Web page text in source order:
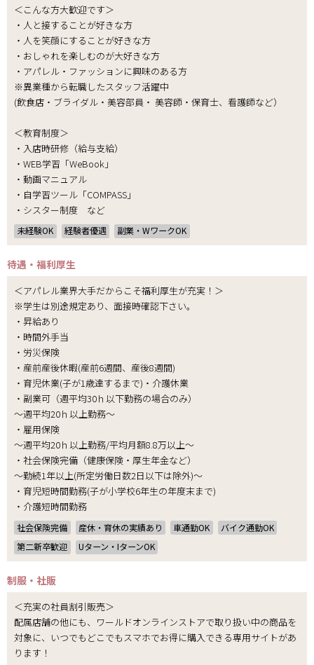
＜こんな方大歓迎です＞
・人と接することが好きな方
・人を笑顔にすることが好きな方
・おしゃれを楽しむのが大好きな方
・アパレル・ファッションに興味のある方
※異業種から転職したスタッフ活躍中
(飲食店・ブライダル・美容部員・ 美容師・保育士、看護師など）
＜教育制度＞
・入店時研修（給与支給）
・WEB学習「WeBook」
・動画マニュアル
・自学習ツール「COMPASS」
・シスター制度 など
未経験OK 経験者優遇 副業・WワークOK
待遇・福利厚生
＜アパレル業界大手だからこそ福利厚生が充実！＞
※学生は別途規定あり、面接時確認下さい。
・昇給あり
・時間外手当
・労災保険
・産前産後休暇(産前6週間、産後8週間)
・育児休業(子が1歳達するまで)・介護休業
・副業可（週平均30ｈ以下勤務の場合のみ）
～週平均20ｈ以上勤務～
・雇用保険
～週平均20ｈ以上勤務/平均月額8.8万以上～
・社会保険完備（健康保険・厚生年金など）
～勤続1年以上(所定労働日数2日以下は除外)～
・育児短時間勤務(子が小学校6年生の年度末まで)
・介護短時間勤務
社会保険完備 産休・育休の実績あり 車通勤OK
バイク通勤OK
第二新卒歓迎
Uターン・IターンOK
制服・社販
＜充実の社員割引販売＞
配属店舗の他にも、ワールドオンラインストアで取り扱い中の商品を
対象に、いつでもどこでもスマホでお得に購入できる専用サイトがあ
ります！